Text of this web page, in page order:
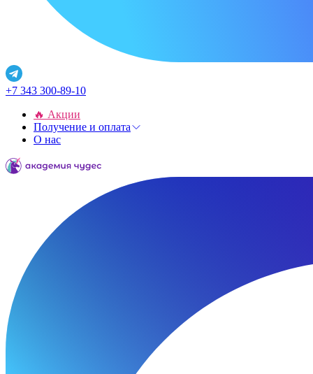
+7 343 300-89-10
🔥 Акции
Получение и оплата
О нас